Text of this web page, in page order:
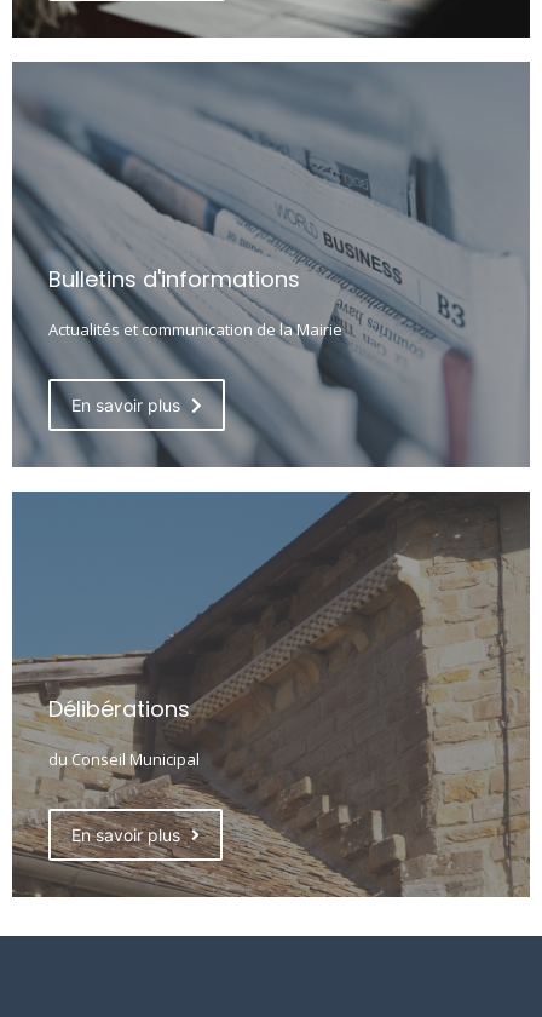
Bulletins d'informations
Actualités et communication de la Mairie
En savoir plus
Délibérations
du Conseil Municipal
En savoir plus